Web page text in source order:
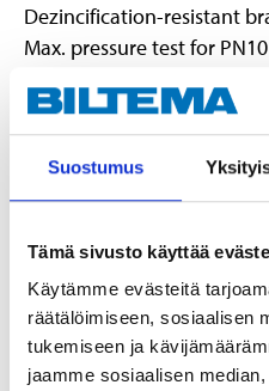
Suostumus
Tämä sivusto käyttää
Käytämme evästeitä
räätälöimiseen, sosiaalisen
tukemiseen ja
jaamme sosiaalisen
Dezincification-resistant
Max. pressure test for
Technical specifications
Thread
Hose connector
Hose connector